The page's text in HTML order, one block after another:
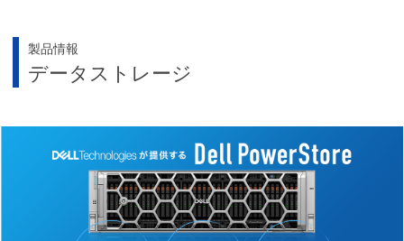
製品情報
データストレージ